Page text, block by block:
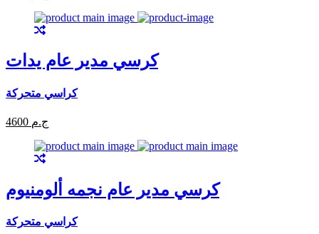
كرسي مدير عام يدات
كراسي متحركة
4600 ج.م
كرسي مدير عام نجمه ألومنيوم
كراسي متحركة